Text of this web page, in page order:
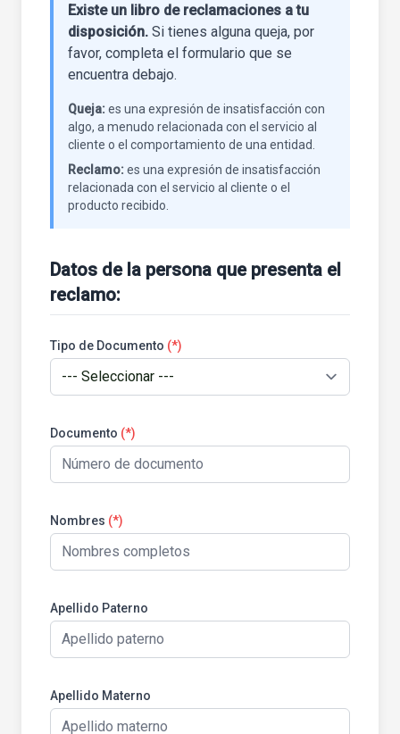
Existe un libro de reclamaciones a tu
disposición. Si tienes alguna queja, por
favor, completa el formulario que se
encuentra debajo.
Queja:es una expresión de insatisfacción con
algo, a menudo relacionada con el servicio al
cliente o el comportamiento de una entidad.
Reclamo:es una expresión de insatisfacción
relacionada con el servicio al cliente o el
producto recibido.
Datos de la persona que presenta el
reclamo:
Tipo de Documento (*)
Documento (*)
Nombres (*)
Apellido Paterno
Apellido Materno